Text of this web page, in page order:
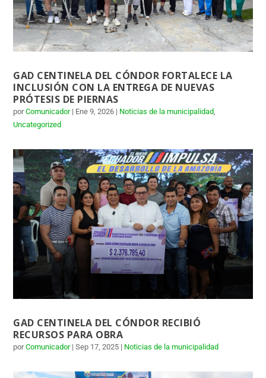
GAD CENTINELA DEL CÓNDOR FORTALECE LA
INCLUSIÓN CON LA ENTREGA DE NUEVAS
PRÓTESIS DE PIERNAS
porComunicador| Ene 9, 2026 | Noticias de la municipalidad,
Uncategorized
GAD CENTINELA DEL CÓNDOR RECIBIÓ
RECURSOS PARA OBRA
porComunicador|Sep 17, 2025 | Noticias de la municipalidad